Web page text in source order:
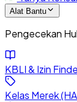
Alat Bantu
Pengecekan
KBLI & Izin
Kelas Merek